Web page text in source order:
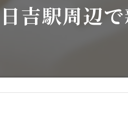
日吉駅周辺